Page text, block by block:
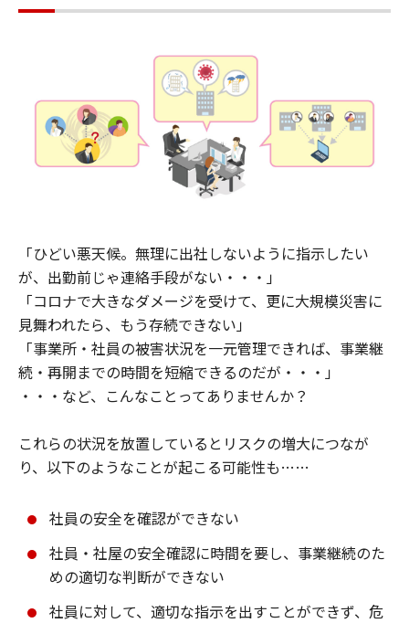
「ひどい悪天候。無理に出社しないように指示したい
が、出勤前じゃ連絡手段がない・・・」
「コロナで大きなダメージを受けて、更に大規模災害に
見舞われたら、もう存続できない」
「事業所・社員の被害状況を一元管理できれば、事業継
続・再開までの時間を短縮できるのだが・・・」
・・・など、こんなことってありませんか？
これらの状況を放置しているとリスクの増大につなが
り、以下のようなことが起こる可能性も……
社員の安全を確認ができない
社員・社屋の安全確認に時間を要し、事業継続のた
めの適切な判断ができない
社員に対して、適切な指示を出すことができず、危